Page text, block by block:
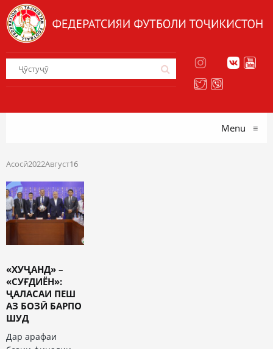
Menu ≡
Асосӣ2022Август16
«ХУҶАНД» –
«СУҒДИЁН»:
ҶАЛАСАИ ПЕШ
АЗ БОЗӢ БАРПО
ШУД
Дар арафаи